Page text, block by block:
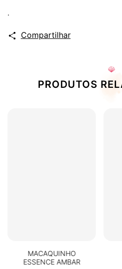
.
Compartilhar
PRODUTOS
MACAQUINHO
ESSENCE AMBAR